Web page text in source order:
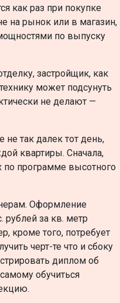
как раз при покупке
на рынок или в магазин,
по выпуску
застройщик, как
может подсунуть
не делают —
так далек тот день,
квартиры. Сначала,
по программе высотного
Оформление
рублей за кв. метр
кроме того, потребует
черт-те что и сбоку
диплом об
обучиться